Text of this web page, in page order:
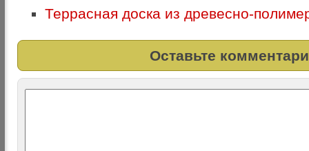
Террасная доска из древесно-
Оставьте